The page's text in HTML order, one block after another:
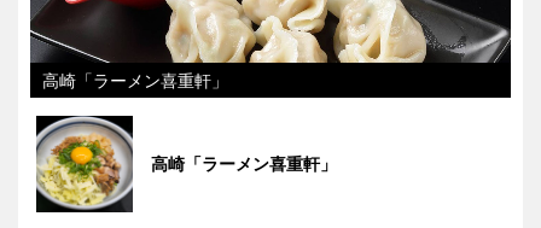
高崎「ラーメン喜重軒」
高崎「ラーメン喜重軒」